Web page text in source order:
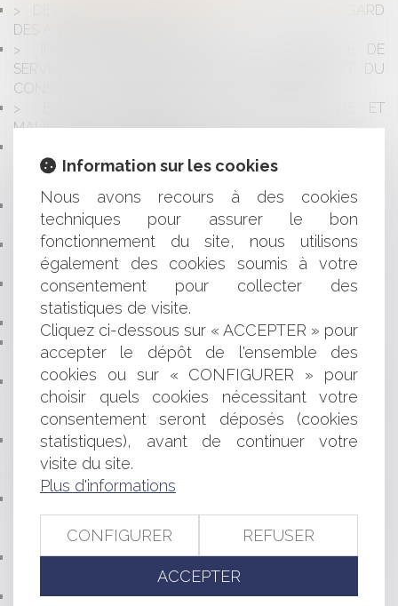
DEVOIR DE MISE EN GARDE DU BANQUIER À L'ÉGARD
DES ASSOCIÉS D'UNE SNC
INVESTISSEMENT IMMOBILIER EN RÉSIDENCE DE
SERVICES ET RESPONSABILITÉS DU NOTAIRE ET DU
CONSEILLER EN IMMOBILIER D’INVESTISSEMENT
BAIL COMMERCIAL: CLAUSE RÉSOLUTOIRE ET
MAUVAISE FOI DU BAILLEUR
OBLIGATION DE SÉCURITÉ DE MOYENS RENFORCÉE
EPARGNE SALARIALE: QUELS AVANTAGES POUR LES
SALARIÉS ET LES ENTREPRISES?
C’EST À L'EMPLOYEUR DE PROUVER LE PAIEMENT DU
SALAIRE
DÉFINITION D’UNE ZONE HUMIDE : LES CRITÈRES NE
SONT PAS ALTERNATIFS MAIS CUMULATIFS !
LA REPRISE DU BAIL RURAL
LE PORT DU CASQUE À VÉLO OBLIGATOIRE POUR
LES ENFANTS DE MOINS DE 12 ANS
DROITS DES PERSONNES FAISANT L'OBJET DE
DÉCISIONS INDIVIDUELLES PRISES SUR LE FONDEMENT
D'UN TRAITEMENT ALGORITHMIQUE
TPE ET PME: VOUS SOUHAITEZ AMÉLIORER LES
CONDITIONS DE SANTÉ ET DE SÉCURITÉ AU TRAVAIL AU
SEIN DE VOTRE ENTREPRISE?
AGENCE IMMOBILIÈRE ET COMMISSION DE L'AGENT
IMMOBILIER EN CAS DE NON RÉALISATION DE LA VENTE
DÉLIT D'ENTRAVE À L'IVG SUR INTERNET: LE CONSEIL
CONSTITUTIONNEL FORMULE DES RÉSERVES
NOUVELLE AIDE FINANCIÈRE EN FAVEUR DES
Information sur les cookies
Nous avons recours à des cookies
techniques pour assurer le bon
fonctionnement du site, nous utilisons
également des cookies soumis à votre
consentement pour collecter des
statistiques de visite.
Cliquez ci-dessous sur « ACCEPTER » pour
accepter le dépôt de l'ensemble des
cookies ou sur « CONFIGURER » pour
choisir quels cookies nécessitant votre
consentement seront déposés (cookies
statistiques), avant de continuer votre
visite du site.
Plus d'informations
CONFIGURER REFUSER
ACCEPTER